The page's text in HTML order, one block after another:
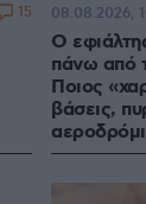
15
Ο
πάνω από
Ποιος
βάσεις,
08.08.2026,